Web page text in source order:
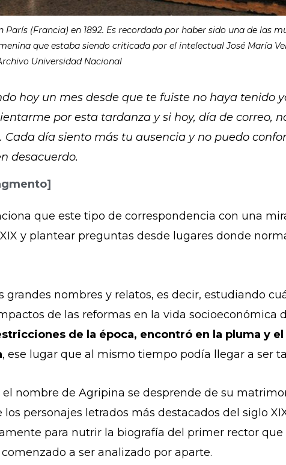
(Francia) en 1892. Es recordada por haber sido una de las
que estaba siendo criticada por el intelectual José María
Universidad Nacional
hoy un mes desde que te fuiste no haya tenido
por esta tardanza y si hoy, día de correo,
día siento más tu ausencia y no puedo
desacuerdo.
que este tipo de correspondencia con una
y plantear preguntas desde lugares donde
nombres y relatos, es decir, estudiando
de las reformas en la vida socioeconómica
de la época, encontró en la pluma y
, ese lugar que al mismo tiempo podía llegar a ser
nombre de Agripina se desprende de su
personajes letrados más destacados del siglo
para nutrir la biografía del primer rector que
a ser analizado por aparte.